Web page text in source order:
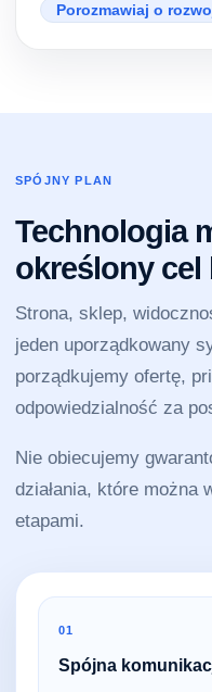
Porozmawiaj o
SPÓJNY PLAN
Technologia
określony cel
Strona, sklep,
jeden uporządkowany
porządkujemy ofertę,
odpowiedzialność za
Nie obiecujemy
działania, które można
etapami.
01
Spójna